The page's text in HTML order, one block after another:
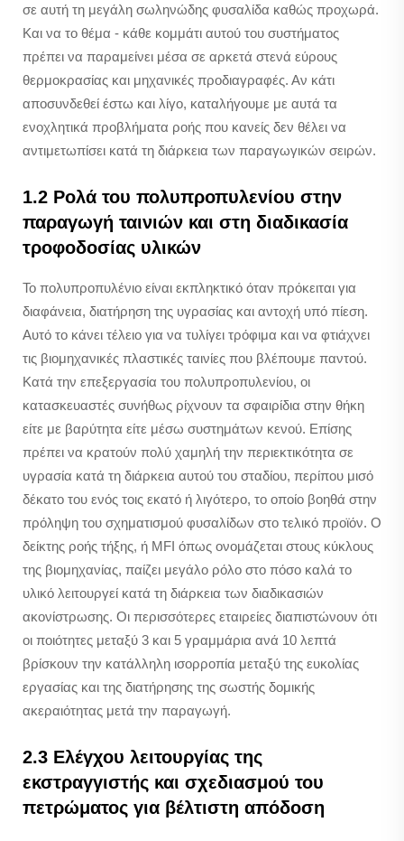
σε αυτή τη μεγάλη σωληνώδης φυσαλίδα καθώς προχωρά.
Και να το θέμα - κάθε κομμάτι αυτού του συστήματος
πρέπει να παραμείνει μέσα σε αρκετά στενά εύρους
θερμοκρασίας και μηχανικές προδιαγραφές. Αν κάτι
αποσυνδεθεί έστω και λίγο, καταλήγουμε με αυτά τα
ενοχλητικά προβλήματα ροής που κανείς δεν θέλει να
αντιμετωπίσει κατά τη διάρκεια των παραγωγικών σειρών.
1.2 Ρολά του πολυπροπυλενίου στην
παραγωγή ταινιών και στη διαδικασία
τροφοδοσίας υλικών
Το πολυπροπυλένιο είναι εκπληκτικό όταν πρόκειται για
διαφάνεια, διατήρηση της υγρασίας και αντοχή υπό πίεση.
Αυτό το κάνει τέλειο για να τυλίγει τρόφιμα και να φτιάχνει
τις βιομηχανικές πλαστικές ταινίες που βλέπουμε παντού.
Κατά την επεξεργασία του πολυπροπυλενίου, οι
κατασκευαστές συνήθως ρίχνουν τα σφαιρίδια στην θήκη
είτε με βαρύτητα είτε μέσω συστημάτων κενού. Επίσης
πρέπει να κρατούν πολύ χαμηλή την περιεκτικότητα σε
υγρασία κατά τη διάρκεια αυτού του σταδίου, περίπου μισό
δέκατο του ενός τοις εκατό ή λιγότερο, το οποίο βοηθά στην
πρόληψη του σχηματισμού φυσαλίδων στο τελικό προϊόν. Ο
δείκτης ροής τήξης, ή MFI όπως ονομάζεται στους κύκλους
της βιομηχανίας, παίζει μεγάλο ρόλο στο πόσο καλά το
υλικό λειτουργεί κατά τη διάρκεια των διαδικασιών
ακονίστρωσης. Οι περισσότερες εταιρείες διαπιστώνουν ότι
οι ποιότητες μεταξύ 3 και 5 γραμμάρια ανά 10 λεπτά
βρίσκουν την κατάλληλη ισορροπία μεταξύ της ευκολίας
εργασίας και της διατήρησης της σωστής δομικής
ακεραιότητας μετά την παραγωγή.
2.3 Ελέγχου λειτουργίας της
εκστραγγιστής και σχεδιασμού του
πετρώματος για βέλτιστη απόδοση